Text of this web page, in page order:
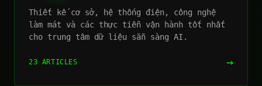
Thiết kế cơ sở, hệ thống điện, công nghệ
làm mát và các thực tiễn vận hành tốt nhất
cho trung tâm dữ liệu sẵn sàng AI.
23 ARTICLES →